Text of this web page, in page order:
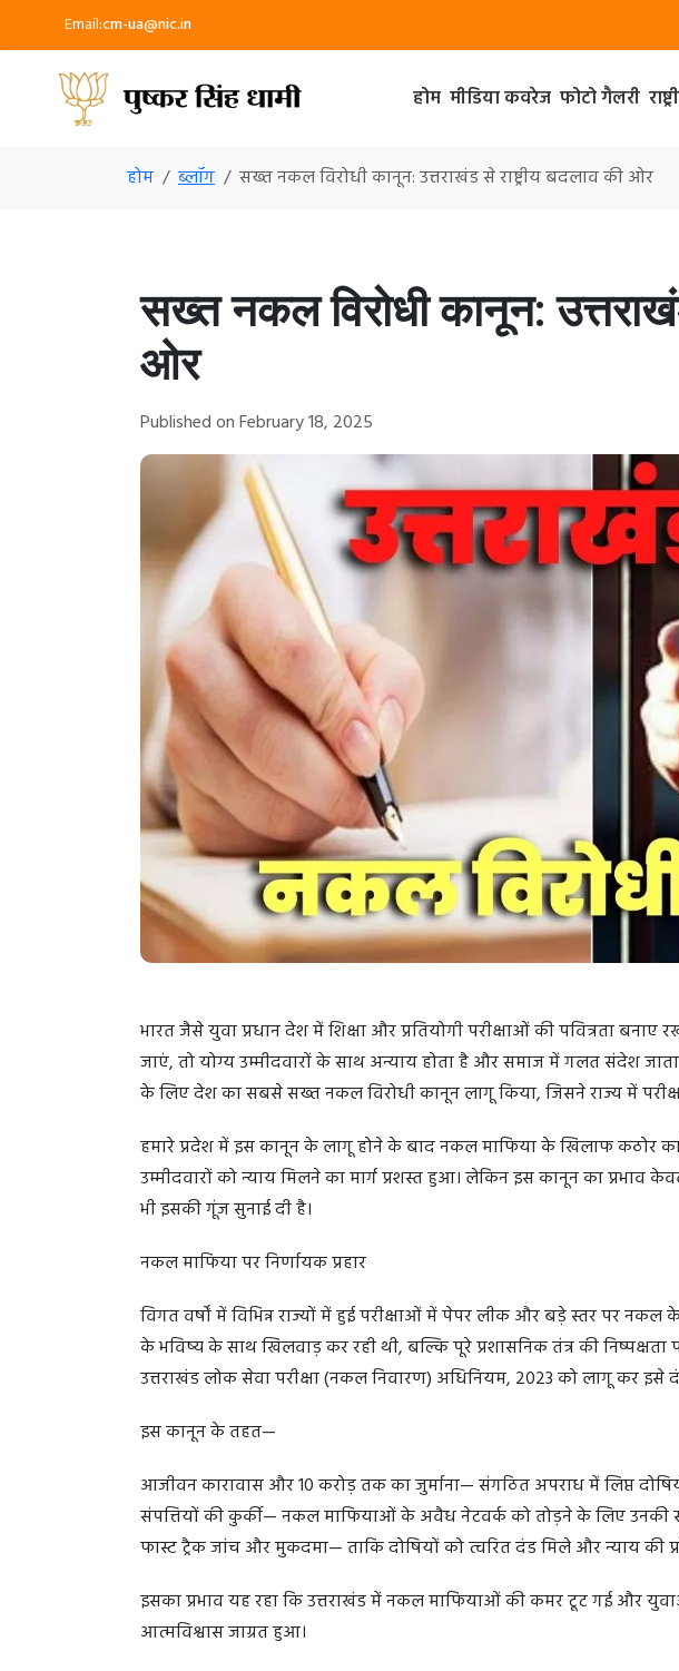
Email:cm-ua@nic.in
होम मीडिया कवरेज फोटो गैलरी
होम ब्लॉग सख्त नकल विरोधी कानून: उत्तराखंड से राष्ट्रीय बदलाव की ओर
सख्त नकल विरोधी कानून:
ओर
Published on February 18, 2025
भारत जैसे युवा प्रधान देश में शिक्षा और प्रतियोगी परीक्षाओं की पवित्रता
जाएं, तो योग्य उम्मीदवारों के साथ अन्याय होता है और समाज में गलत संदेश
के लिए देश का सबसे सख्त नकल विरोधी कानून लागू किया, जिसने राज्य में
हमारे प्रदेश में इस कानून के लागू होने के बाद नकल माफिया के खिलाफ कठोर
उम्मीदवारों को न्याय मिलने का मार्ग प्रशस्त हुआ। लेकिन इस कानून का प्रभाव
भी इसकी गूंज सुनाई दी है।
नकल माफिया पर निर्णायक प्रहार
विगत वर्षों में विभिन्न राज्यों में हुई परीक्षाओं में पेपर लीक और बड़े स्तर पर नकल
के भविष्य के साथ खिलवाड़ कर रही थी, बल्कि पूरे प्रशासनिक तंत्र की निष्पक्षता
उत्तराखंड लोक सेवा परीक्षा (नकल निवारण) अधिनियम, 2023 को लागू कर इसे
इस कानून के तहत—
आजीवन कारावास और 10 करोड़ तक का जुर्माना— संगठित अपराध में लिप्त
संपत्तियों की कुर्की— नकल माफियाओं के अवैध नेटवर्क को तोड़ने के लिए उनकी
फास्ट ट्रैक जांच और मुकदमा— ताकि दोषियों को त्वरित दंड मिले और न्याय की
इसका प्रभाव यह रहा कि उत्तराखंड में नकल माफियाओं की कमर टूट गई और
आत्मविश्वास जाग्रत हुआ।